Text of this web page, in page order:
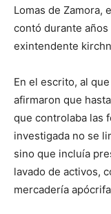
Lomas de Zamora,
contó durante
exintendente
En el escrito, al
afirmaron que
que controlaba las
investigada no se
sino que incluía
lavado de activos,
mercadería